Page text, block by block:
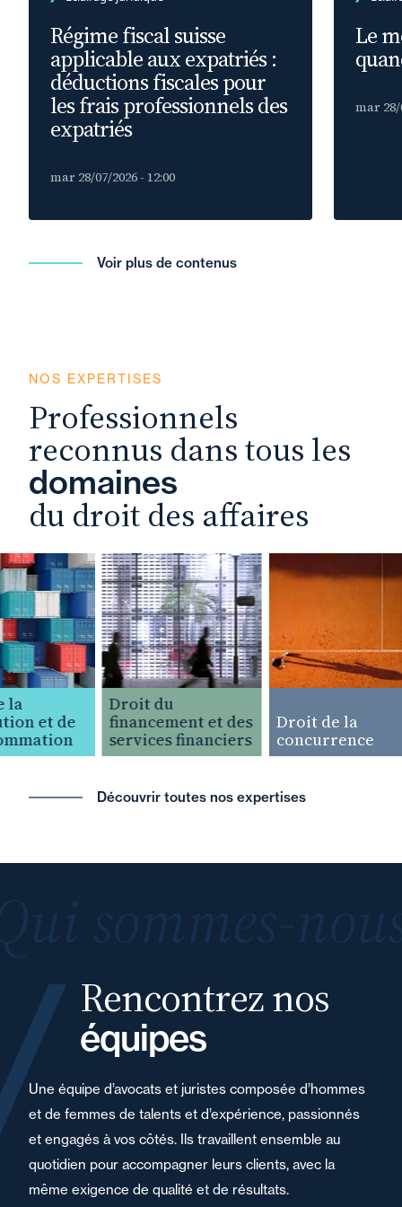
Régime fiscal suisse
applicable aux expatriés :
déductions fiscales pour
les frais professionnels des
expatriés
mar 28/07/2026 - 12:00
Le
mar 28/
Voir plus de contenus
NOS EXPERTISES
Professionnels
reconnus dans tous les
domaines
du droit des affaires
et de
Droit du
financement et des
services financiers
Droit de la
concurrence
Découvrir toutes nos expertises
Rencontrez nos
équipes
Une équipe d’avocats et juristes composée d’hommes
et de femmes de talents et d’expérience, passionnés
et engagés à vos côtés. Ils travaillent ensemble au
quotidien pour accompagner leurs clients, avec la
même exigence de qualité et de résultats.